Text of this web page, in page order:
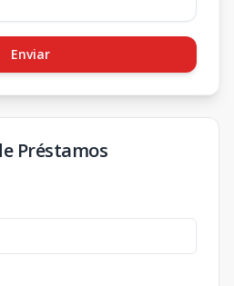
Enviar
Préstamos